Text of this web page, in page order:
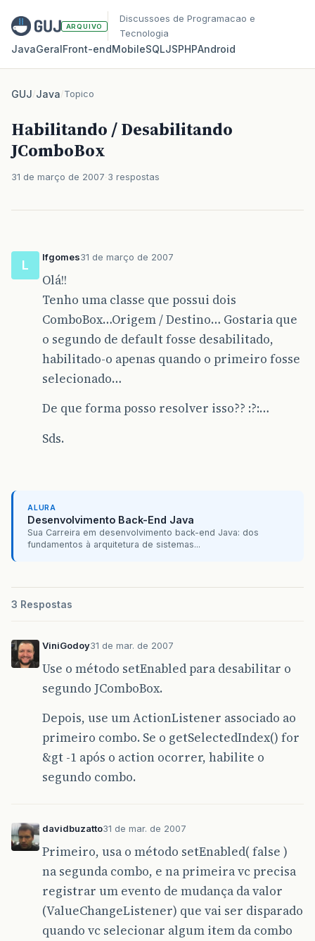
ARQUIVO
Discussoes de Programacao e
Tecnologia
JavaGeralFront‑endMobileSQLJSPHPAndroid
GUJ/Java/Topico
Habilitando / Desabilitando
JComboBox
31 de março de 2007 3 respostas
L
lfgomes31 de março de 2007
Olá!!
Tenho uma classe que possui dois
ComboBox…Origem / Destino… Gostaria que
o segundo de default fosse desabilitado,
habilitado-o apenas quando o primeiro fosse
selecionado…
De que forma posso resolver isso?? :?:…
Sds.
ALURA
Desenvolvimento Back-End Java
Sua Carreira em desenvolvimento back-end Java: dos
fundamentos à arquitetura de sistemas...
3 Respostas
ViniGodoy31 de mar. de 2007
Use o método setEnabled para desabilitar o
segundo JComboBox.
Depois, use um ActionListener associado ao
primeiro combo. Se o getSelectedIndex() for
&gt -1 após o action ocorrer, habilite o
segundo combo.
davidbuzatto31 de mar. de 2007
Primeiro, usa o método setEnabled( false )
na segunda combo, e na primeira vc precisa
registrar um evento de mudança da valor
(ValueChangeListener) que vai ser disparado
quando vc selecionar algum item da combo